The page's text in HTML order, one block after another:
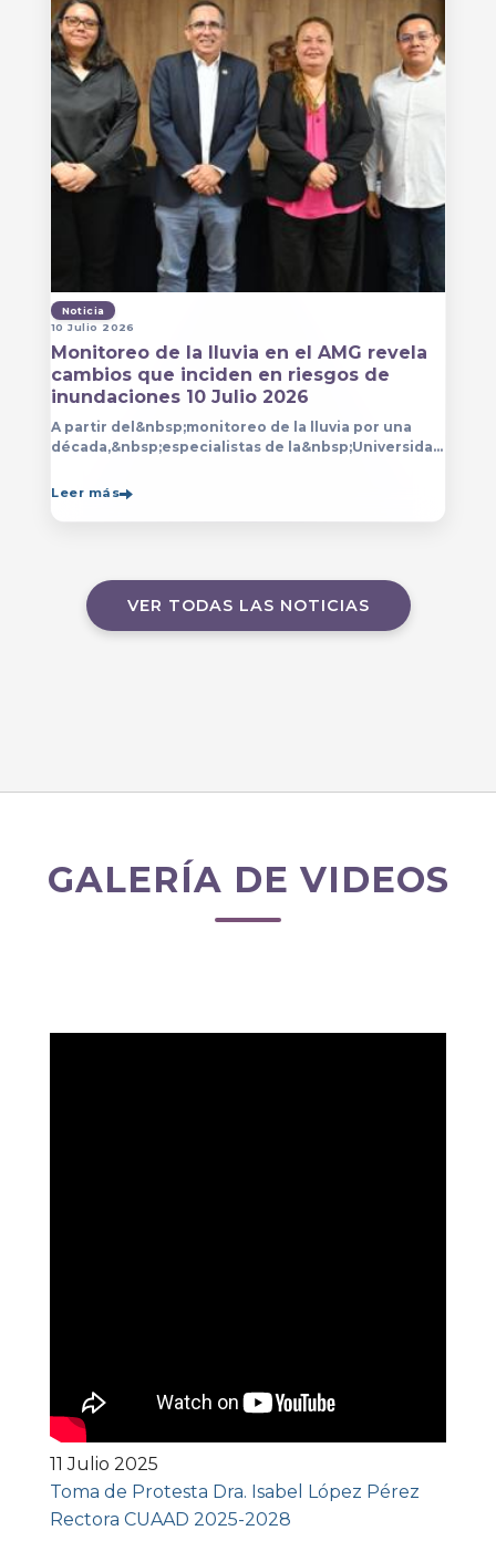
Noticia
10 Julio 2026
Monitoreo de la lluvia en el AMG revela
cambios que inciden en riesgos de
inundaciones 10 Julio 2026
A partir del&nbsp;monitoreo de la lluvia por una
década,&nbsp;especialistas de la&nbsp;Universidad
Leer más
VER TODAS LAS NOTICIAS
GALERÍA DE VIDEOS
11 Julio 2025
Toma de Protesta Dra. Isabel López Pérez
Rectora CUAAD 2025-2028